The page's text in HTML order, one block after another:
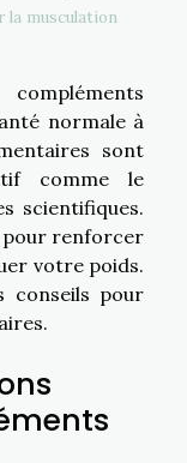
la musculation
normale à
sont
comme le
scientifiques.
pour renforcer
votre poids.
conseils pour